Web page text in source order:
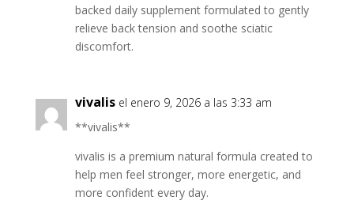
backed daily supplement formulated to gently
relieve back tension and soothe sciatic
discomfort.
vivalis el enero 9, 2026 a las 3:33 am
**vivalis**
vivalis is a premium natural formula created to
help men feel stronger, more energetic, and
more confident every day.